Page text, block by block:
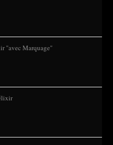
"avec Marquage"